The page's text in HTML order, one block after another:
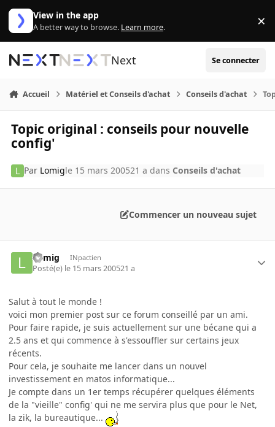
Aller au contenu
View in the app
A better way to browse. Learn more. ×
Next Se connecter
Accueil Matériel et Conseils d'achat Conseils d'achat
Topic original : conseils pour nouvelle
config'
Par Lomigle 15 mars 200521 a dans Conseils d'achat
Commencer un nouveau sujet
Lomig INpactien
Posté(e) le 15 mars 200521 a
Salut à tout le monde !
voici mon premier post sur ce forum conseillé par un ami.
Pour faire rapide, je suis actuellement sur une bécane qui a
2.5 ans et qui commence à s'essouffler sur certains jeux
récents.
Pour cela, je souhaite me lancer dans un nouvel
investissement en matos informatique...
Je compte dans un 1er temps récupérer quelques éléments
de la "vieille" config' qui ne me servira plus que pour le Net,
la zik, la bureautique...